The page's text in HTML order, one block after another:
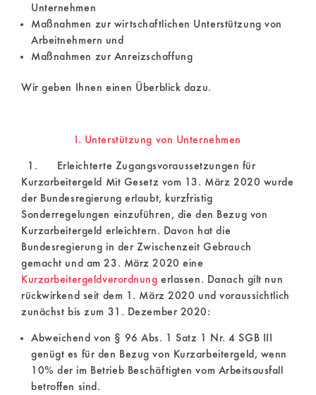
Unternehmen
Maßnahmen zur wirtschaftlichen Unterstützung von
Arbeitnehmern und
Maßnahmen zur Anreizschaffung
Wir geben Ihnen einen Überblick dazu.
I. Unterstützung von Unternehmen
1. Erleichterte Zugangsvoraussetzungen für
Kurzarbeitergeld Mit Gesetz vom 13. März 2020 wurde
der Bundesregierung erlaubt, kurzfristig
Sonderregelungen einzuführen, die den Bezug von
Kurzarbeitergeld erleichtern. Davon hat die
Bundesregierung in der Zwischenzeit Gebrauch
gemacht und am 23. März 2020 eine
Kurzarbeitergeldverordnung erlassen. Danach gilt nun
rückwirkend seit dem 1. März 2020 und voraussichtlich
zunächst bis zum 31. Dezember 2020:
Abweichend von § 96 Abs. 1 Satz 1 Nr. 4 SGB III
genügt es für den Bezug von Kurzarbeitergeld, wenn
10% der im Betrieb Beschäftigten vom Arbeitsausfall
betroffen sind.